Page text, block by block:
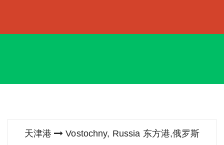
天津港 Vostochny, Russia 东方港,俄罗斯